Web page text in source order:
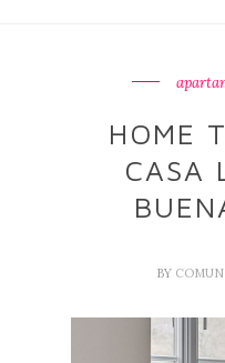
HOME
CASA
BY